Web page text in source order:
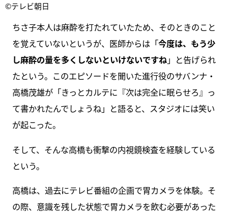
©テレビ朝日
ちさ子本人は麻酔を打たれていたため、そのときのこと
を覚えていないというが、医師からは「今度は、もう少
し麻酔の量を多くしないといけないですね」と告げられ
たという。このエピソードを聞いた進行役のサバンナ・
高橋茂雄が「きっとカルテに『次は完全に眠らせろ』っ
て書かれたんでしょうね」と語ると、スタジオには笑い
が起こった。
そして、そんな高橋も衝撃の内視鏡検査を経験している
という。
高橋は、過去にテレビ番組の企画で胃カメラを体験。そ
の際、意識を残した状態で胃カメラを飲む必要があった